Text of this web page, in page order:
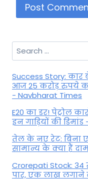
Search
for:
Success Story:
आज 25 करोड़ रुपये का
- Navbharat Times
E20 का डर! पेट्रोल
इन गाड़ियों की डिमांड
तेल के नए रेट: बिना
सामान्य के क्या हैं
Crorepati Stock:
पार, एक लाख लगाने